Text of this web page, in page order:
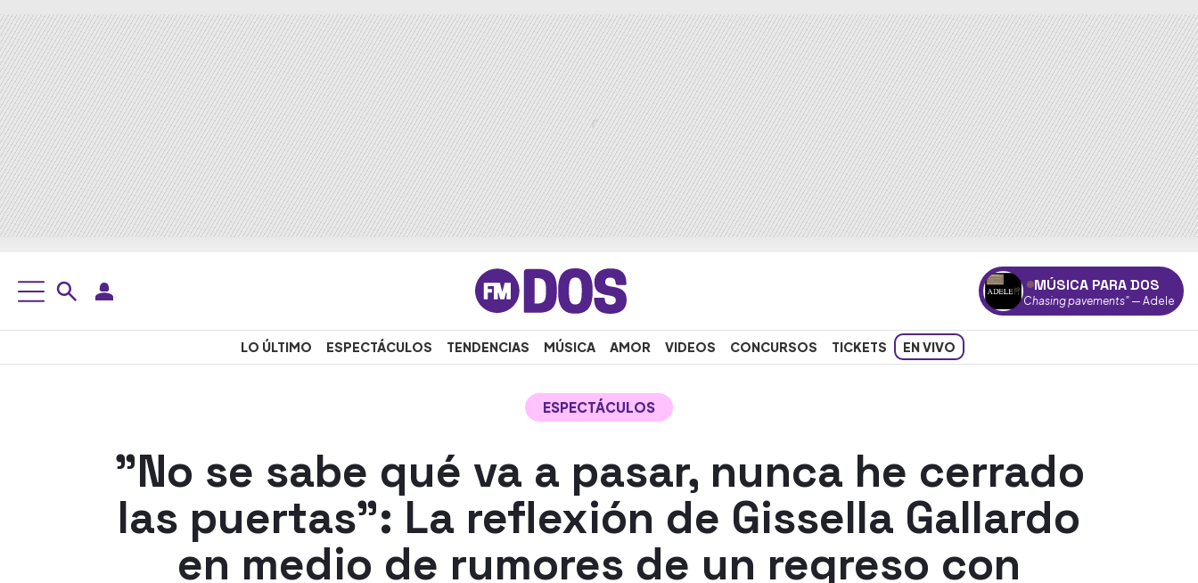
MÚSICA PARA DOS
"Chasing pavements"— Adele
LO ÚLTIMO ESPECTÁCULOS TENDENCIAS MÚSICA AMOR VIDEOS CONCURSOS TICKETS EN VIVO
ESPECTÁCULOS
"No se sabe qué va a pasar, nunca he cerrado
las puertas": La reflexión de Gissella Gallardo
en medio de rumores de un regreso con